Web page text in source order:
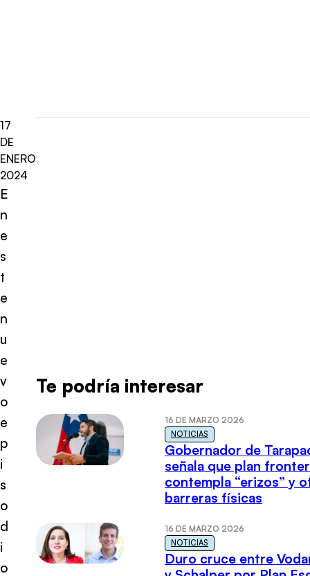
17
DE
ENERO
2024
E
n
e
s
t
e
n
u
e
v
o
e
p
i
s
o
d
i
o
Te podría interesar
16 DE MARZO 2026
NOTICIAS
Gobernador de
señala que plan
contempla “erizos” y
barreras físicas
16 DE MARZO 2026
NOTICIAS
Duro cruce entre